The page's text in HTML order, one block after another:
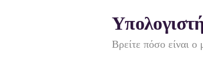
Βρείτε πόσο είναι